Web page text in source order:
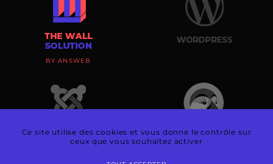
BY ANSWEB
Ce site utilise des cookies et vous donne le contrôle sur
ceux que vous souhaitez activer